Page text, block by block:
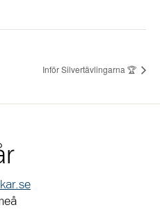
Inför Silvertävlingarna 🏆